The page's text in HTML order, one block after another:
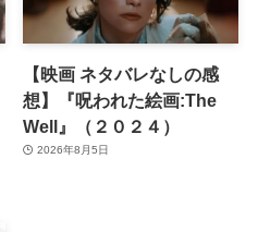
【映画 ネタバレなしの感
想】『呪われた絵画:The
Well』（２０２４）
2026年8月5日